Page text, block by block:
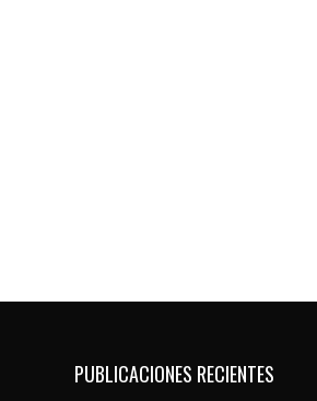
PUBLICACIONES RECIENTES